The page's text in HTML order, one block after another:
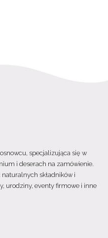
specjalizująca się w
i deserach na zamówienie.
składników i
urodziny, eventy firmowe i inne